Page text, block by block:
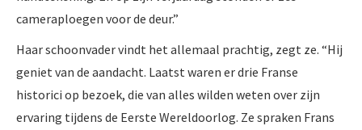
cameraploegen voor de deur.”
Haar schoonvader vindt het allemaal prachtig, zegt ze. “Hij
geniet van de aandacht. Laatst waren er drie Franse
historici op bezoek, die van alles wilden weten over zijn
ervaring tijdens de Eerste Wereldoorlog. Ze spraken Frans